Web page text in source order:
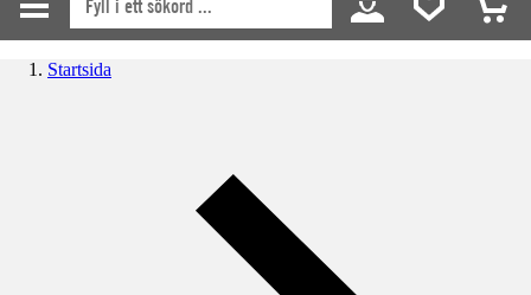
Startsida